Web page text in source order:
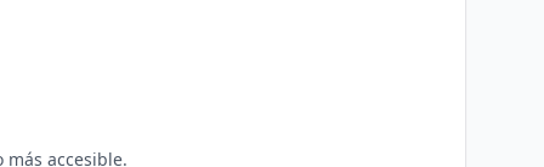
accesible.